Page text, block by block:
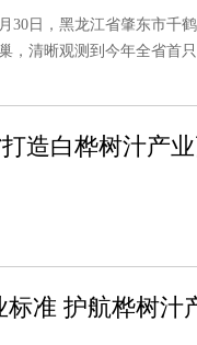
日，黑龙江省肇东市千
，清晰观测到今年全省首
造白桦树汁产
准 护航桦树汁